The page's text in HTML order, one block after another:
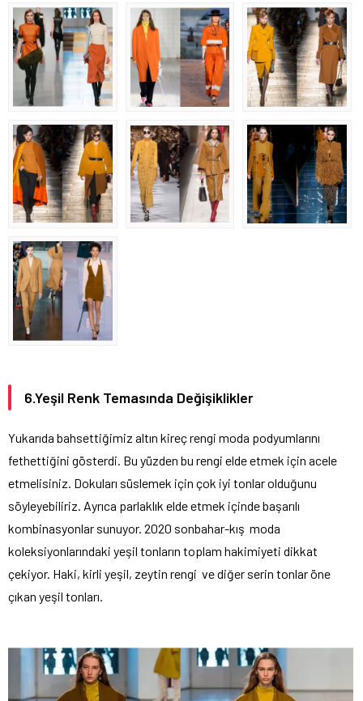
6.Yeşil Renk Temasında Değişiklikler
Yukarıda bahsettiğimiz altın kireç rengi moda podyumlarını
fethettiğini gösterdi. Bu yüzden bu rengi elde etmek için acele
etmelisiniz. Dokuları süslemek için çok iyi tonlar olduğunu
söyleyebiliriz. Ayrıca parlaklık elde etmek içinde başarılı
kombinasyonlar sunuyor. 2020 sonbahar-kış moda
koleksiyonlarındaki yeşil tonların toplam hakimiyeti dikkat
çekiyor. Haki, kirli yeşil, zeytin rengi ve diğer serin tonlar öne
çıkan yeşil tonları.